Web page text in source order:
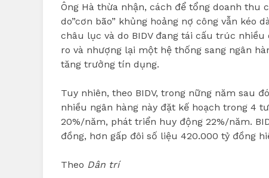
Ông Hà thừa nhận, cách để tổng doanh thu
do”cơn bão” khủng hoảng nợ công vẫn kéo
châu lục và do BIDV đang tái cấu trúc
ro và nhượng lại một hệ thống sang ngân
tăng trưởng tín dụng.
Tuy nhiên, theo BIDV, trong nững năm sau
nhiều ngân hàng này đặt kế hoạch trong 4
20%/năm, phát triển huy động 22%/năm.
đồng, hơn gấp đôi số liệu 420.000 tỷ đồng
Theo Dân trí